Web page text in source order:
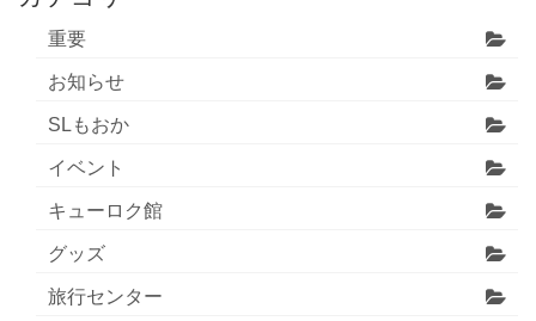
重要
お知らせ
SLもおか
イベント
キューロク館
グッズ
旅行センター